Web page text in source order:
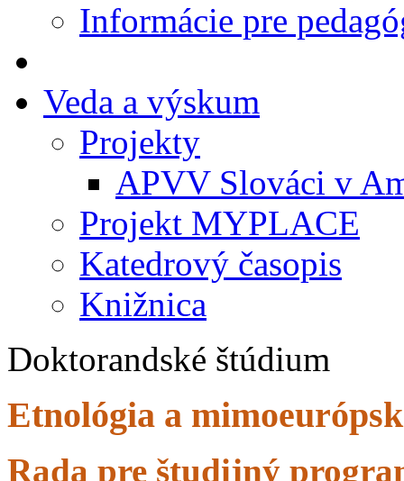
Informácie pre
Veda a výskum
Projekty
APVV Slováci v
Projekt MYPLACE
Katedrový časopis
Knižnica
Doktorandské štúdium
Etnológia a
Rada pre študijný